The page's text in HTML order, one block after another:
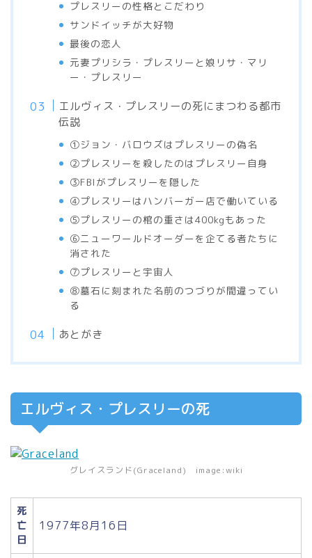
プレスリーの性格とこだわり
サンドイッチが大好物
最後の恋人
元妻プリシラ・プレスリーと娘リサ・マリ
ー・プレスリー
エルヴィス・プレスリーの死にまつわる都市
伝説
①ジョン・バロウズはプレスリーの偽名
②プレスリーを殺したのはプレスリー自身
③FBIがプレスリーを隠した
④プレスリーはハンバーガー店で働いている
⑤プレスリーの棺の重さは400kgもあった
⑥ニューワールドオーダーを企てる者たちに
消された
⑦プレスリーと宇宙人
⑧墓石に刻まれた名前のつづりが間違ってい
る
あとがき
エルヴィス・プレスリーの死
グレイスランド(Graceland) image:wiki
死
亡
日
1977年8月16日